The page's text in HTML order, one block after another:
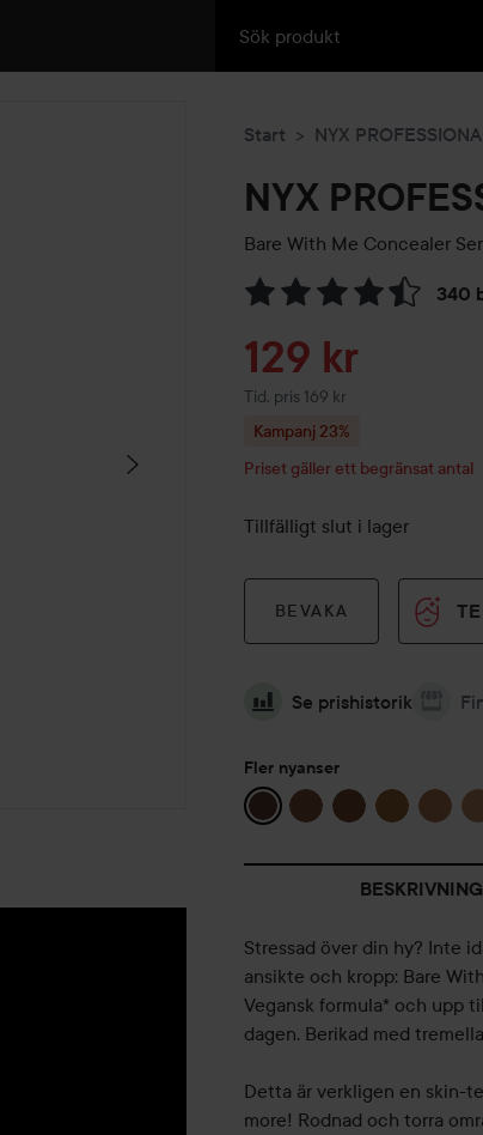
Start NYX
NYX
Bare With Me Concealer
340
Hoppa till Betyg &
Reapris
129 kr
Tid. pris 169 kr
Tidigare pris 169 kr
Kampanj 23%
Priset gäller ett begränsat antal
Tillfälligt slut i lager
BEVAKA
Se prishistorik
Fler nyanser
BESKRIVNING
Stressad över din hy? Inte
ansikte och kropp: Bare
Vegansk formula* och upp
dagen. Berikad med
Detta är verkligen en skin-
more! Rodnad och torra